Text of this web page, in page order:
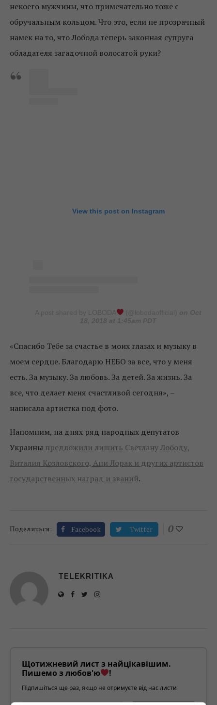
некоего мужчины, что примечательно тоже с
обручальным кольцом. Что это, если не прозрачный
намек на то, что Лобода теперь законная супруга
обладателя загадочной волосатой руки?
View this post on Instagram
«Спасибо Тебе за счастье в моих глазах и музыку в
моем сердце. Благодарю НЕБО за все, что у меня
есть. За музыку. За любовь. За детей. За жизнь. За
все, что делает меня счастливой сегодня», –
написала артистка под фото.
Напомним, на днях ряд народных депутатов
Украины предложили лишить Светлану Лободу,
Виталия Козловского, Ани Лорак и других артистов
государственных наград и званий.
Поделиться: Facebook Twitter 0
TELEKRITIKA
Щотижневий лист з найцікавішим.
Пишемо з любов'ю
!
Підпишіться ще раз, якщо не отримуєте від нас листи